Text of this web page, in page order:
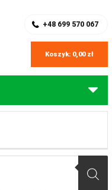
+48 699 570 067
Koszyk: 0,00 zł